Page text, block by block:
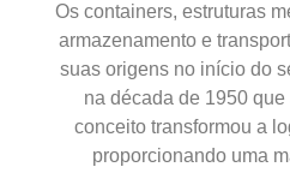
Os containers, estruturas
armazenamento e
suas origens no início do
na década de 1950
conceito transformou a
proporcionando uma